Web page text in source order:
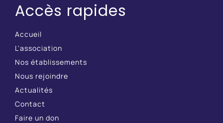
Accès rapides
Accueil
L'association
Nos établissements
Nous rejoindre
Actualités
Contact
Faire un don